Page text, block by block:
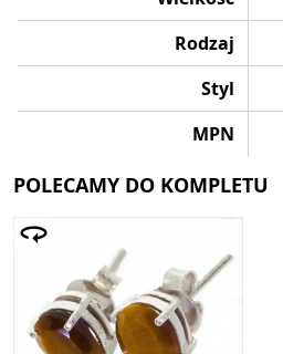
Rodzaj
Styl
MPN
POLECAMY DO KOMPLETU